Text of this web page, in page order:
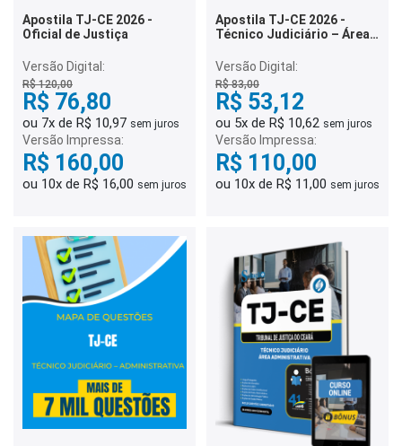
Apostila TJ-CE 2026 -
Oficial de Justiça
Versão Digital:
R$ 120,00
R$ 76,80
ou 7x de R$ 10,97 sem juros
Versão Impressa:
R$ 160,00
ou 10x de R$ 16,00 sem juros
Apostila TJ-CE 2026 -
Técnico Judiciário – Área
Versão Digital:
R$ 83,00
R$ 53,12
ou 5x de R$ 10,62 sem juros
Versão Impressa:
R$ 110,00
ou 10x de R$ 11,00 sem juros